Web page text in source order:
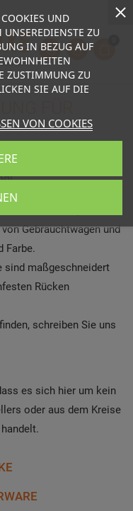
FÜR
mit unserer
Gebrauchtwagen und
Farbe.
sind maßgeschneidert
Rücken
schreiben Sie uns
es sich hier um kein
oder aus dem Kreise
COOKIES UND
ZU
IN BEZUG AUF
ZUSTIMMUNG ZU
SIE AUF DIE
VON COOKIES